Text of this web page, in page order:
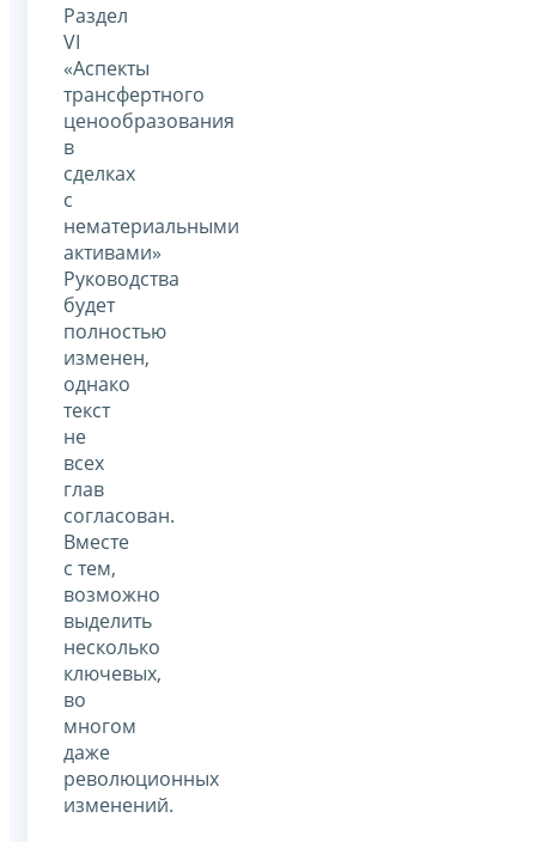
Раздел
VI
«Аспекты
трансфертного
ценообразования
в
сделках
с
нематериальными
активами»
Руководства
будет
полностью
изменен,
однако
текст
не
всех
глав
согласован.
Вместе
с тем,
возможно
выделить
несколько
ключевых,
во
многом
даже
революционных
изменений.